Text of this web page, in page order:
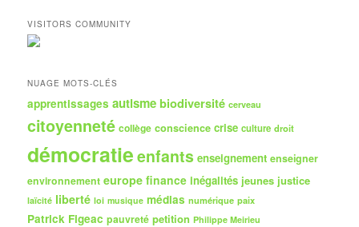
h
e
r
h
VISITORS COMMUNITY
NUAGE MOTS-CLÉS
apprentissages autisme biodiversité cerveau
citoyenneté collège conscience crise culture droit
démocratieenfants enseignement enseigner
environnement europe finance inégalités jeunes justice
laïcité liberté loi musique médias numérique paix
Patrick Figeac pauvreté petition Philippe Meirieu